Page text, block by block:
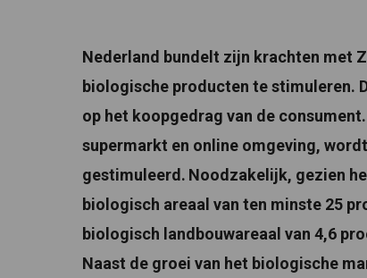
Nederland bundelt zijn krachten met
biologische producten te stimuleren.
op het koopgedrag van de
supermarkt en online omgeving,
gestimuleerd. Noodzakelijk, gezien
biologisch areaal van ten minste 25
biologisch landbouwareaal van 4,6
Naast de groei van het biologische